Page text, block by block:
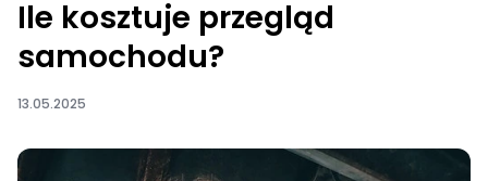
Ile kosztuje przegląd
samochodu?
13.05.2025